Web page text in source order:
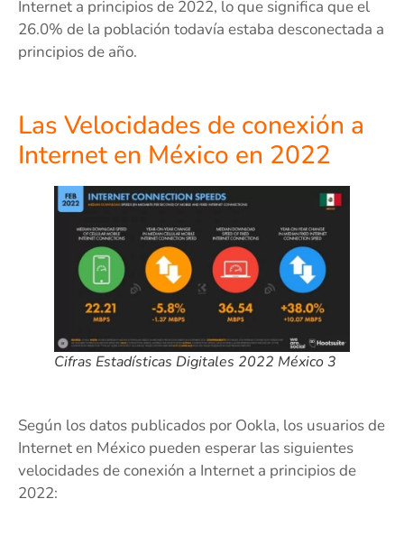
Internet a principios de 2022, lo que significa que el
26.0% de la población todavía estaba desconectada a
principios de año.
Las Velocidades de conexión a
Internet en México en 2022
Cifras Estadísticas Digitales 2022 México 3
Según los datos publicados por Ookla, los usuarios de
Internet en México pueden esperar las siguientes
velocidades de conexión a Internet a principios de
2022: